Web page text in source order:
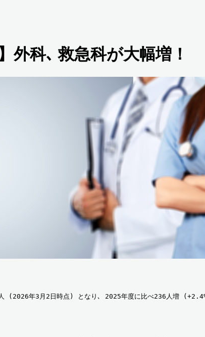
外科､ 救急科が大幅増！
(2026年3月2日時点) となり､ 2025年度に比べ236人増